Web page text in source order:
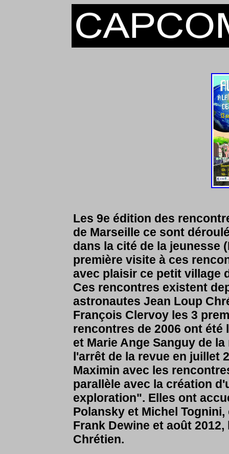
Les 9e édition des
de Marseille ce sont
dans la cité de la jeunesse
première visite à ces
avec plaisir ce petit village
Ces rencontres existent
astronautes Jean Loup
François Clervoy les 3
rencontres de 2006 ont
et Marie Ange Sanguy de
l'arrêt de la revue en juillet
Maximin avec les
parallèle avec la création
exploration". Elles ont
Polansky et Michel
Frank Dewine et août
Chrétien.